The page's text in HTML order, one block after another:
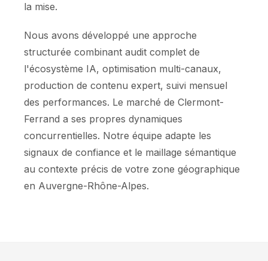
la mise.
Nous avons développé une approche
structurée combinant audit complet de
l'écosystème IA, optimisation multi-canaux,
production de contenu expert, suivi mensuel
des performances. Le marché de Clermont-
Ferrand a ses propres dynamiques
concurrentielles. Notre équipe adapte les
signaux de confiance et le maillage sémantique
au contexte précis de votre zone géographique
en Auvergne-Rhône-Alpes.